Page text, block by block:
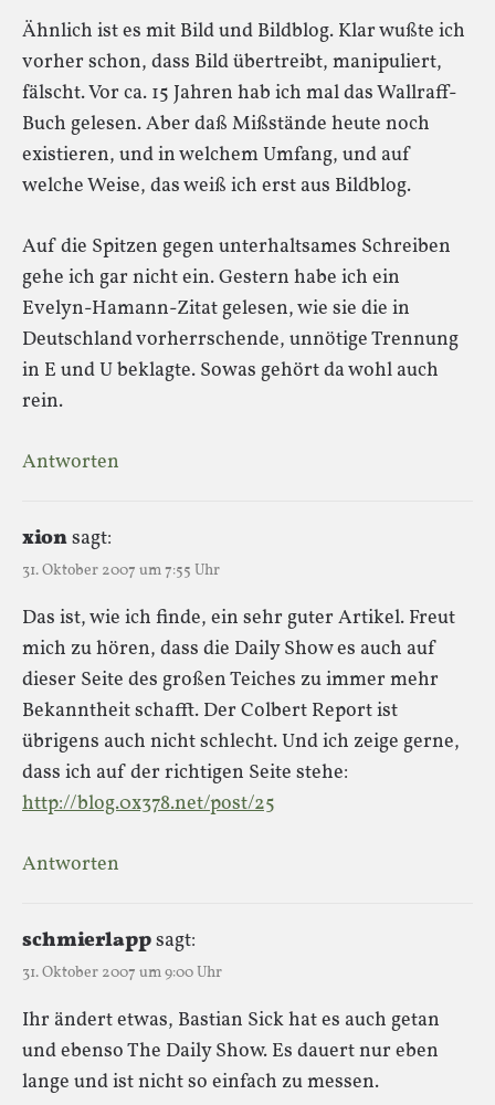
Ähnlich ist es mit Bild und Bildblog. Klar wußte ich
vorher schon, dass Bild übertreibt, manipuliert,
fälscht. Vor ca. 15 Jahren hab ich mal das Wallraff-
Buch gelesen. Aber daß Mißstände heute noch
existieren, und in welchem Umfang, und auf
welche Weise, das weiß ich erst aus Bildblog.
Auf die Spitzen gegen unterhaltsames Schreiben
gehe ich gar nicht ein. Gestern habe ich ein
Evelyn-Hamann-Zitat gelesen, wie sie die in
Deutschland vorherrschende, unnötige Trennung
in E und U beklagte. Sowas gehört da wohl auch
rein.
Antworten
xionsagt:
31. Oktober 2007 um 7:55 Uhr
Das ist, wie ich finde, ein sehr guter Artikel. Freut
mich zu hören, dass die Daily Show es auch auf
dieser Seite des großen Teiches zu immer mehr
Bekanntheit schafft. Der Colbert Report ist
übrigens auch nicht schlecht. Und ich zeige gerne,
dass ich auf der richtigen Seite stehe:
http://blog.0x378.net/post/25
Antworten
schmierlappsagt:
31. Oktober 2007 um 9:00 Uhr
Ihr ändert etwas, Bastian Sick hat es auch getan
und ebenso The Daily Show. Es dauert nur eben
lange und ist nicht so einfach zu messen.